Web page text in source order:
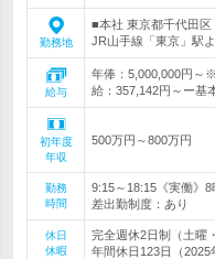
勤務地
■本社 東京都千代田区
JR山手線「東京」駅
給与
年俸：5,000,000円～
給：357,142円～ー基
初年度
年収
500万円～800万円
勤務
時間
9:15～18:15《実働
差出勤制度：あり
休日
休暇
完全週休2日制（土
年間休日123日（2025